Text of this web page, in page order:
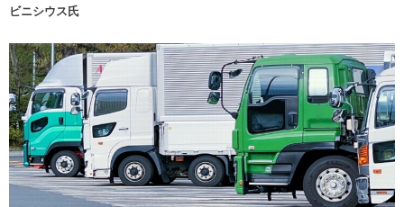
ビニシウス氏